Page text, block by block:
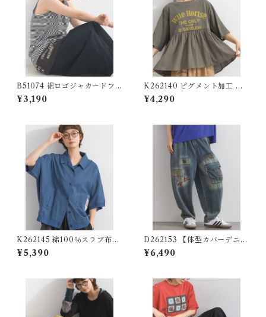
B51074 裾ロゴジャカードフ
ェイクレイヤードタンクトッ
プ
¥3,190
K262140 ピグメント加工 布
帛切替プルオーバー / Pigmen
t-Dyed Woven Panel Pullo
¥4,290
K262145 綿100％スラブ布帛
オープンカラーワークシャツ /
Cotton Slub Open-Collar
¥5,390
D262153 【体型カバーデニム
シリーズ】 刺繍デザインデニ
ムパンツ / Embroidered De
¥6,490